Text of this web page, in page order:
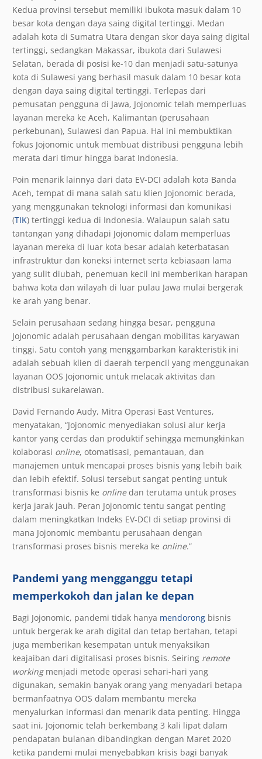
Kedua provinsi tersebut memiliki ibukota masuk dalam 10
besar kota dengan daya saing digital tertinggi. Medan
adalah kota di Sumatra Utara dengan skor daya saing digital
tertinggi, sedangkan Makassar, ibukota dari Sulawesi
Selatan, berada di posisi ke-10 dan menjadi satu-satunya
kota di Sulawesi yang berhasil masuk dalam 10 besar kota
dengan daya saing digital tertinggi. Terlepas dari
pemusatan pengguna di Jawa, Jojonomic telah memperluas
layanan mereka ke Aceh, Kalimantan (perusahaan
perkebunan), Sulawesi dan Papua. Hal ini membuktikan
fokus Jojonomic untuk membuat distribusi pengguna lebih
merata dari timur hingga barat Indonesia.
Poin menarik lainnya dari data EV-DCI adalah kota Banda
Aceh, tempat di mana salah satu klien Jojonomic berada,
yang menggunakan teknologi informasi dan komunikasi
(TIK) tertinggi kedua di Indonesia. Walaupun salah satu
tantangan yang dihadapi Jojonomic dalam memperluas
layanan mereka di luar kota besar adalah keterbatasan
infrastruktur dan koneksi internet serta kebiasaan lama
yang sulit diubah, penemuan kecil ini memberikan harapan
bahwa kota dan wilayah di luar pulau Jawa mulai bergerak
ke arah yang benar.
Selain perusahaan sedang hingga besar, pengguna
Jojonomic adalah perusahaan dengan mobilitas karyawan
tinggi. Satu contoh yang menggambarkan karakteristik ini
adalah sebuah klien di daerah terpencil yang menggunakan
layanan OOS Jojonomic untuk melacak aktivitas dan
distribusi sukarelawan.
David Fernando Audy, Mitra Operasi East Ventures,
menyatakan, “Jojonomic menyediakan solusi alur kerja
kantor yang cerdas dan produktif sehingga memungkinkan
kolaborasi online, otomatisasi, pemantauan, dan
manajemen untuk mencapai proses bisnis yang lebih baik
dan lebih efektif. Solusi tersebut sangat penting untuk
transformasi bisnis ke onlinedan terutama untuk proses
kerja jarak jauh. Peran Jojonomic tentu sangat penting
dalam meningkatkan Indeks EV-DCI di setiap provinsi di
mana Jojonomic membantu perusahaan dengan
transformasi proses bisnis mereka ke online.”
Pandemi yang mengganggu tetapi
memperkokoh dan jalan ke depan
Bagi Jojonomic, pandemi tidak hanya mendorong bisnis
untuk bergerak ke arah digital dan tetap bertahan, tetapi
juga memberikan kesempatan untuk menyaksikan
keajaiban dari digitalisasi proses bisnis. Seiring remote
workingmenjadi metode operasi sehari-hari yang
digunakan, semakin banyak orang yang menyadari betapa
bermanfaatnya OOS dalam membantu mereka
menyalurkan informasi dan menarik data penting. Hingga
saat ini, Jojonomic telah berkembang 3 kali lipat dalam
pendapatan bulanan dibandingkan dengan Maret 2020
ketika pandemi mulai menyebabkan krisis bagi banyak